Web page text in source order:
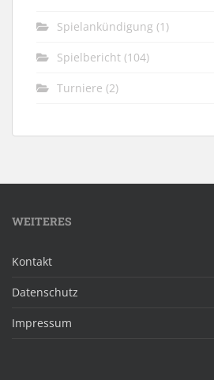
Spielankündigung (1)
Spielbericht (104)
Turniere (2)
WEITERES
Kontakt
Datenschutz
Impressum